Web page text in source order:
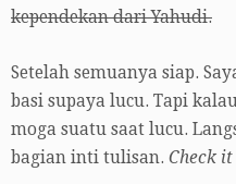
kependekan dari Yahudi.
Setelah semuanya siap.
basi supaya lucu. Tapi
moga suatu saat lucu.
bagian inti tulisan. Check